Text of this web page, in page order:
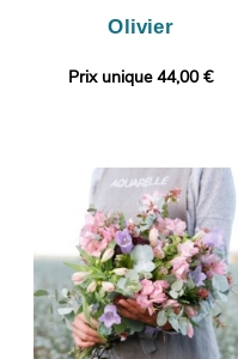
Olivier
Prix unique 44,00 €